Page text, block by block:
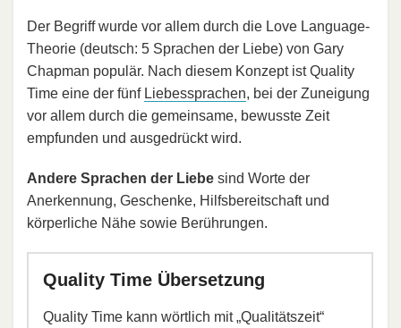
Der Begriff wurde vor allem durch die Love Language-
Theorie (deutsch: 5 Sprachen der Liebe) von Gary
Chapman populär. Nach diesem Konzept ist Quality
Time eine der fünf Liebessprachen, bei der Zuneigung
vor allem durch die gemeinsame, bewusste Zeit
empfunden und ausgedrückt wird.
Andere Sprachen der Liebe sind Worte der
Anerkennung, Geschenke, Hilfsbereitschaft und
körperliche Nähe sowie Berührungen.
Quality Time Übersetzung
Quality Time kann wörtlich mit „Qualitätszeit“